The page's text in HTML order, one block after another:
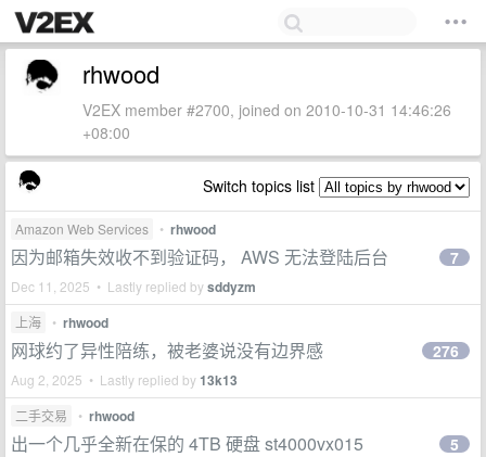
rhwood
V2EX member #2700, joined on 2010-10-31 14:46:26
+08:00
Switch topics list
Amazon Web Services • rhwood
因为邮箱失效收不到验证码， AWS 无法登陆后台
Dec 11, 2025 • Lastly replied bysddyzm
7
上海 • rhwood
网球约了异性陪练，被老婆说没有边界感
Aug 2, 2025 • Lastly replied by13k13
276
二手交易 • rhwood
出一个几乎全新在保的 4TB 硬盘 st4000vx015 5